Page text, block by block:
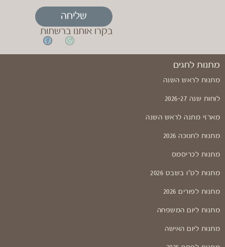
שליחה
בקרו אותנו ברשתות
מתנות לחגים
מתנות לראש השנה
לוחות שנה 2026-27
מארזי מתנה לראש השנה
מתנות לחנוכה 2026
מתנות לכריסמס
מתנות לט"ו בשבט 2026
מתנות לפורים 2026
מתנות ליום המשפחה
מתנות ליום האישה